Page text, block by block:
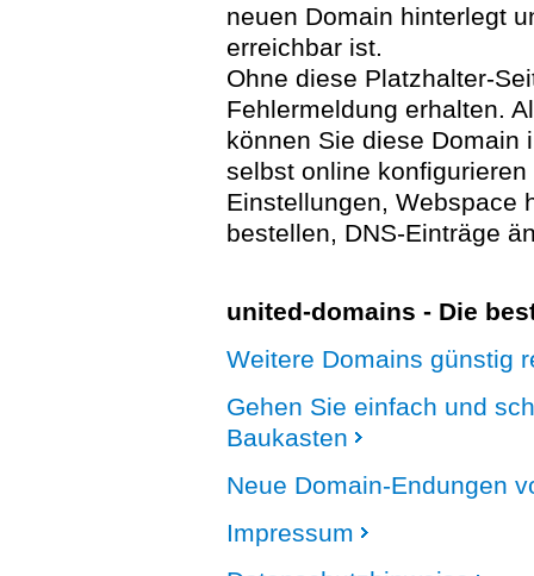
neuen Domain hinterlegt
erreichbar ist.
Ohne diese Platzhalter-
Fehlermeldung erhalten.
können Sie diese Domain
selbst online
Einstellungen, Webspace
bestellen, DNS-Einträge
united-domains - Die
Weitere Domains günstig
Gehen Sie einfach und
Baukasten
Neue Domain-Endungen
Impressum